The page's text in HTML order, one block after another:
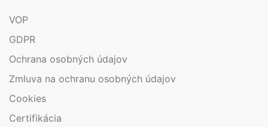
VOP
GDPR
Ochrana osobných údajov
Zmluva na ochranu osobných údajov
Cookies
Certifikácia